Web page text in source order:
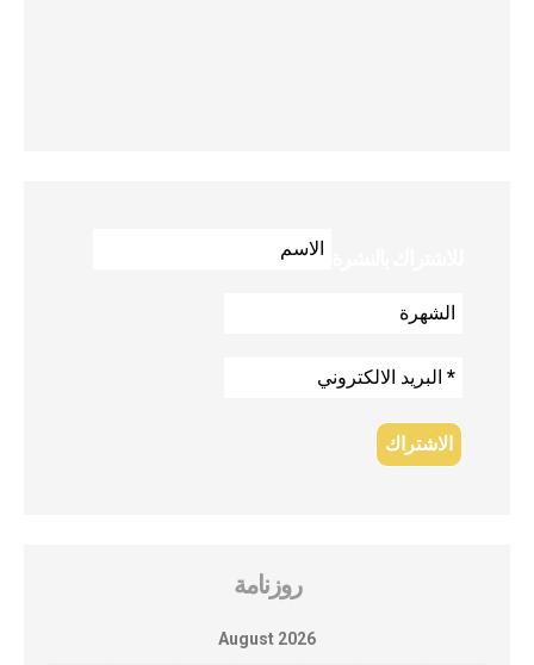
روزنامة
August 2026